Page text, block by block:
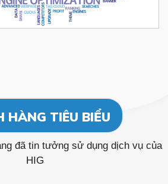
HÀNG TIÊU BIỂU
đã tin tưởng sử dụng dịch vụ của
HIG